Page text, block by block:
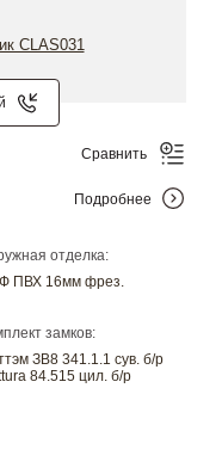
отделка:
ПВХ 16мм фрез.
замков:
ЗВ8 341.1.1 сув. б/р
84.515 цил. б/р
Сравнить
Подробнее